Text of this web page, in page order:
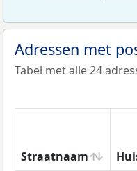
Adressen met
Tabel met alle 24
Straatnaam